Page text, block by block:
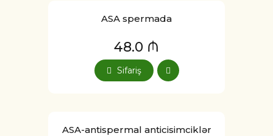
ASA spermada
48.0 ₼
Sifariş
ASA-antispermal anticisimciklər